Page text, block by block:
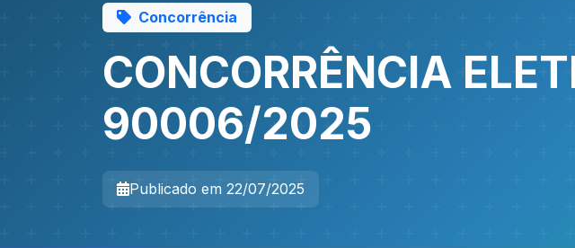
Concorrência
CONCORRÊNCIA
90006/2025
Publicado em 22/07/2025